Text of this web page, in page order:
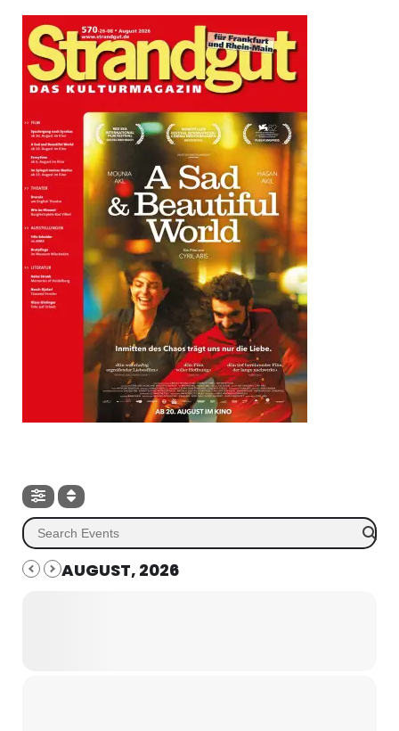
AUGUST, 2026